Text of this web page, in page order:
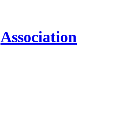
Association